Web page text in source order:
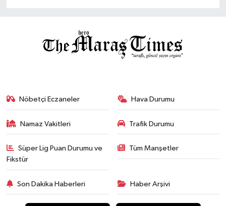
Nöbetçi Eczaneler Hava Durumu
Namaz Vakitleri Trafik Durumu
Süper Lig Puan Durumu ve
Fikstür
Tüm Manşetler
Son Dakika Haberleri Haber Arşivi